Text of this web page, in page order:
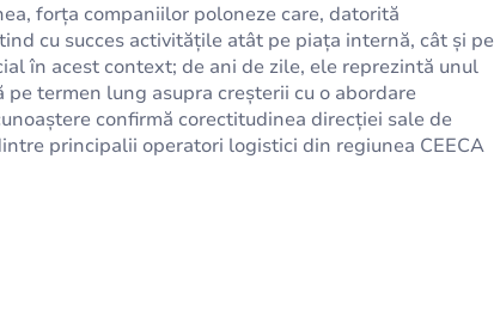
forța companiilor poloneze care, datorită
cu succes activitățile atât pe piața internă, cât și pe
în acest context; de ani de zile, ele reprezintă unul
termen lung asupra creșterii cu o abordare
confirmă corectitudinea direcției sale de
principalii operatori logistici din regiunea CEECA